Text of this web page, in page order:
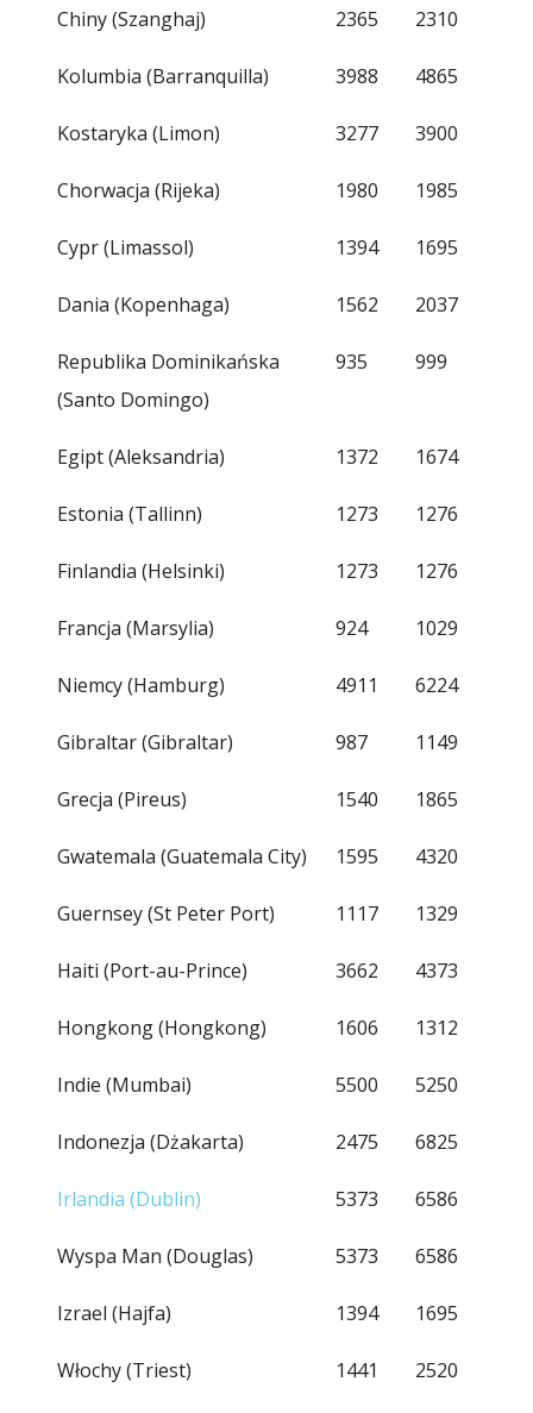
Chiny (Szanghaj) 2365 2310
Kolumbia (Barranquilla) 3988 4865
Kostaryka (Limon) 3277 3900
Chorwacja (Rijeka) 1980 1985
Cypr (Limassol) 1394 1695
Dania (Kopenhaga) 1562 2037
Republika Dominikańska
(Santo Domingo)
935 999
Egipt (Aleksandria) 1372 1674
Estonia (Tallinn) 1273 1276
Finlandia (Helsinki) 1273 1276
Francja (Marsylia) 924 1029
Niemcy (Hamburg) 4911 6224
Gibraltar (Gibraltar) 987 1149
Grecja (Pireus) 1540 1865
Gwatemala (Guatemala City) 1595 4320
Guernsey (St Peter Port) 1117 1329
Haiti (Port-au-Prince) 3662 4373
Hongkong (Hongkong) 1606 1312
Indie (Mumbai) 5500 5250
Indonezja (Dżakarta) 2475 6825
Irlandia (Dublin) 5373 6586
Wyspa Man (Douglas) 5373 6586
Izrael (Hajfa) 1394 1695
Włochy (Triest) 1441 2520